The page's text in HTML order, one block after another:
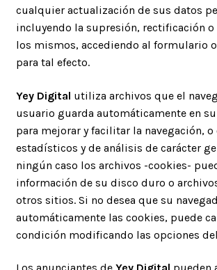
cualquier actualización de sus datos
incluyendo la supresión, rectificación o
los mismos, accediendo al formulario
para tal efecto.
Yey Digital utiliza archivos que el
usuario guarda automáticamente en
para mejorar y facilitar la navegación, o
estadísticos y de análisis de carácter
ningún caso los archivos -cookies-
información de su disco duro o
otros sitios. Si no desea que su
automáticamente las cookies, puede
condición modificando las opciones